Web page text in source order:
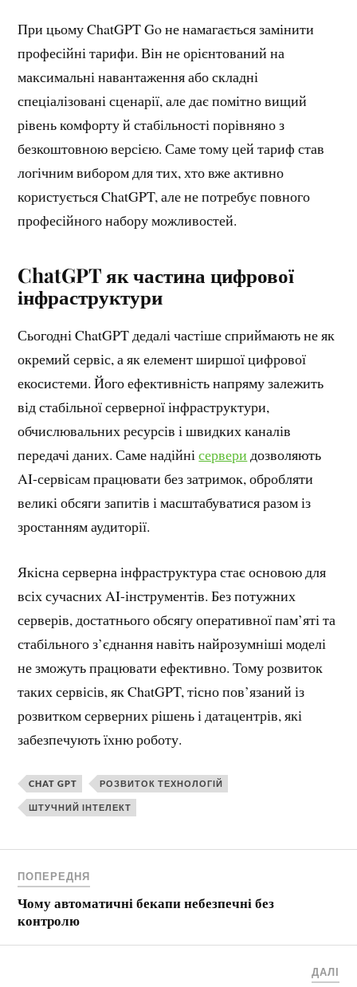
При цьому ChatGPT Go не намагається замінити
професійні тарифи. Він не орієнтований на
максимальні навантаження або складні
спеціалізовані сценарії, але дає помітно вищий
рівень комфорту й стабільності порівняно з
безкоштовною версією. Саме тому цей тариф став
логічним вибором для тих, хто вже активно
користується ChatGPT, але не потребує повного
професійного набору можливостей.
ChatGPT як частина цифрової
інфраструктури
Сьогодні ChatGPT дедалі частіше сприймають не як
окремий сервіс, а як елемент ширшої цифрової
екосистеми. Його ефективність напряму залежить
від стабільної серверної інфраструктури,
обчислювальних ресурсів і швидких каналів
передачі даних. Саме надійнісервери дозволяють
AI-сервісам працювати без затримок, обробляти
великі обсяги запитів і масштабуватися разом із
зростанням аудиторії.
Якісна серверна інфраструктура стає основою для
всіх сучасних AI-інструментів. Без потужних
серверів, достатнього обсягу оперативної пам’яті та
стабільного з’єднання навіть найрозумніші моделі
не зможуть працювати ефективно. Тому розвиток
таких сервісів, як ChatGPT, тісно пов’язаний із
розвитком серверних рішень і датацентрів, які
забезпечують їхню роботу.
CHAT GPT РОЗВИТОК ТЕХНОЛОГІЙ
ШТУЧНИЙ ІНТЕЛЕКТ
ПОПЕРЕДНЯ
Чому автоматичні бекапи небезпечні без
контролю
ДАЛІ